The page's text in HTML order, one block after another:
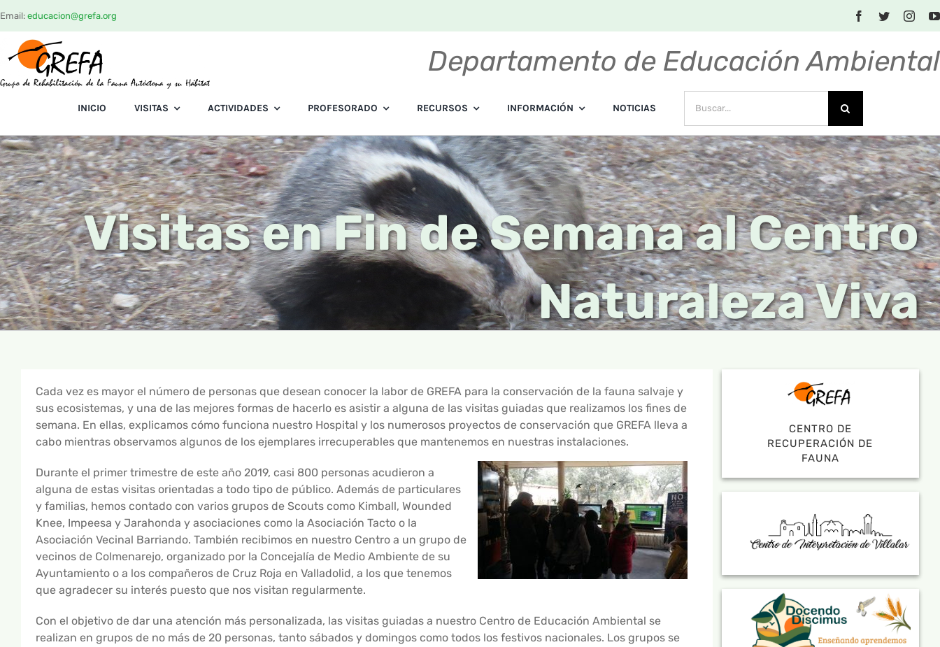
contenido
Email: educacion@grefa.org
Departamento de Educación Ambiental
INICIO VISITAS ACTIVIDADES PROFESORADO RECURSOS INFORMACIÓN NOTICIAS
Visitas en Fin de Semana al Centro
Naturaleza Viva
Cada vez es mayor el número de personas que desean conocer la labor de GREFA para la conservación de la fauna salvaje y
sus ecosistemas, y una de las mejores formas de hacerlo es asistir a alguna de las visitas guiadas que realizamos los fines de
semana. En ellas, explicamos cómo funciona nuestro Hospital y los numerosos proyectos de conservación que GREFA lleva a
cabo mientras observamos algunos de los ejemplares irrecuperables que mantenemos en nuestras instalaciones.
Durante el primer trimestre de este año 2019, casi 800 personas acudieron a
alguna de estas visitas orientadas a todo tipo de público. Además de particulares
y familias, hemos contado con varios grupos de Scouts como Kimball, Wounded
Knee, Impeesa y Jarahonda y asociaciones como la Asociación Tacto o la
Asociación Vecinal Barriando. También recibimos en nuestro Centro a un grupo de
vecinos de Colmenarejo, organizado por la Concejalía de Medio Ambiente de su
Ayuntamiento o a los compañeros de Cruz Roja en Valladolid, a los que tenemos
que agradecer su interés puesto que nos visitan regularmente.
Con el objetivo de dar una atención más personalizada, las visitas guiadas a nuestro Centro de Educación Ambiental se
realizan en grupos de no más de 20 personas, tanto sábados y domingos como todos los festivos nacionales. Los grupos se
CENTRO DE
RECUPERACIÓN DE
FAUNA